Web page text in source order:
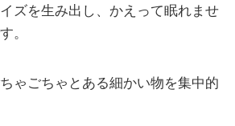
ズを生み出し、かえって眠れませ
。
ゃごちゃとある細かい物を集中的